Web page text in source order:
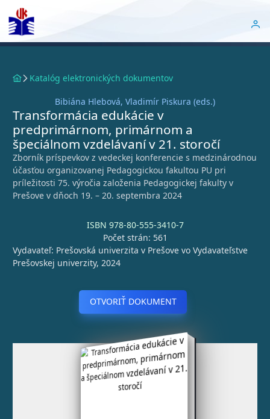
Katalóg elektronických dokumentov
Bibiána Hlebová, Vladimír Piskura (eds.)
Transformácia edukácie v
predprimárnom, primárnom a
špeciálnom vzdelávaní v 21. storočí
Zborník príspevkov z vedeckej konferencie s medzinárodnou
účasťou organizovanej Pedagogickou fakultou PU pri
príležitosti 75. výročia založenia Pedagogickej fakulty v
Prešove v dňoch 19. – 20. septembra 2024
ISBN 978-80-555-3410-7
Počet strán: 561
Vydavateľ: Prešovská univerzita v Prešove vo Vydavateľstve
Prešovskej univerzity, 2024
OTVORIŤ DOKUMENT